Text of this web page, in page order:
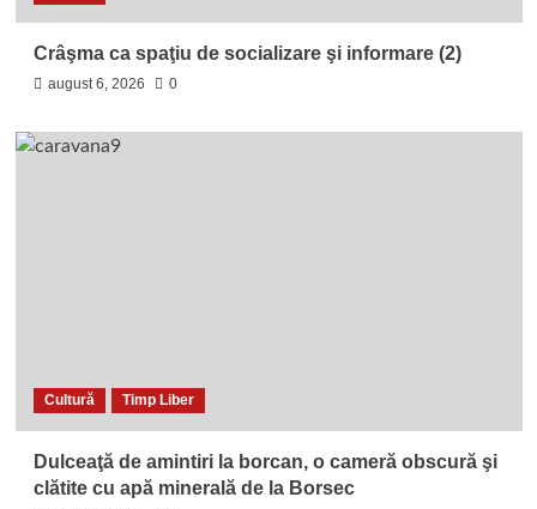
Crâşma ca spaţiu de socializare şi informare (2)
august 6, 2026 0
Cultură Timp Liber
Dulceaţă de amintiri la borcan, o cameră obscură şi
clătite cu apă minerală de la Borsec